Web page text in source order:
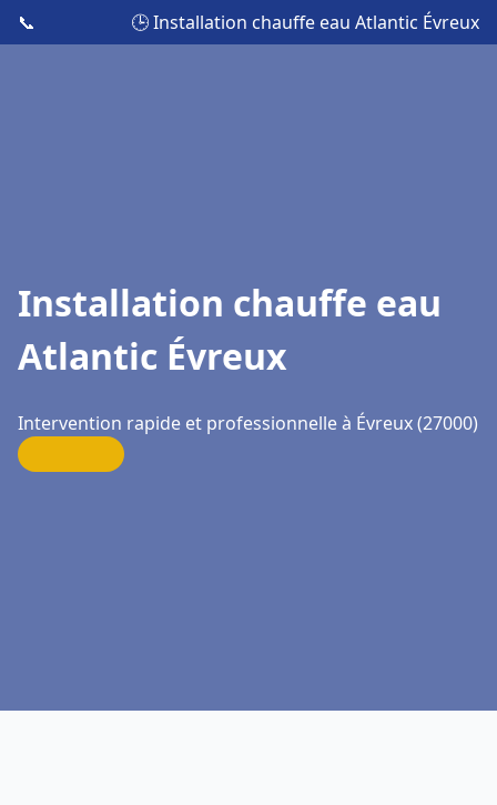
📞 🕒 Installation chauffe eau Atlantic Évreux
Installation chauffe eau
Atlantic Évreux
Intervention rapide et professionnelle à Évreux (27000)